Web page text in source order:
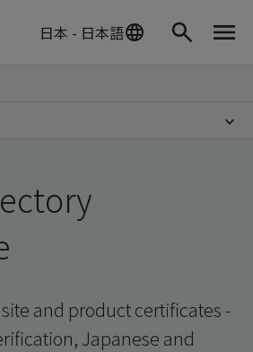
日本 - 日本語
and product certificates -
Japanese and